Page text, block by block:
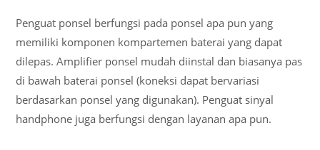
Penguat ponsel berfungsi pada ponsel apa pun yang
memiliki komponen kompartemen baterai yang dapat
dilepas. Amplifier ponsel mudah diinstal dan biasanya pas
di bawah baterai ponsel (koneksi dapat bervariasi
berdasarkan ponsel yang digunakan). Penguat sinyal
handphone juga berfungsi dengan layanan apa pun.